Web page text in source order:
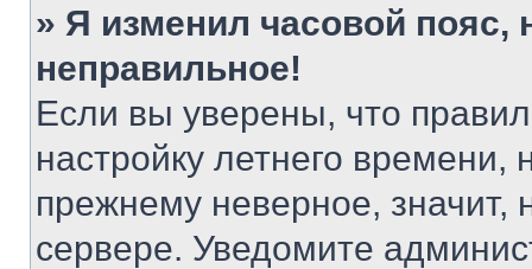
» Я изменил часовой пояс,
неправильное!
Если вы уверены, что
настройку летнего
прежнему неверное, значит,
сервере. Уведомите